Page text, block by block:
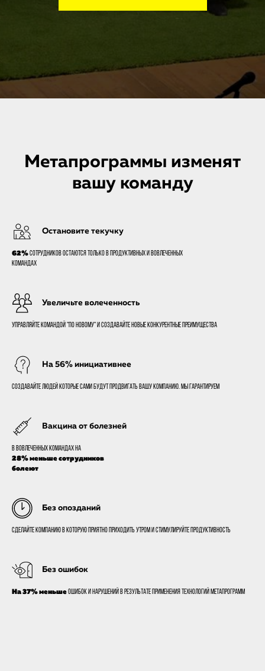
Метапрограммы изменят
вашу команду
Остановите текучку
62%сотрудников остаются только в продуктивных и вовлеченных
командах
Увеличьте волеченность
Управляйте командой "по новому" и создавайте новые конкурентные преимущества
На 56% инициативнее
Создавайте людей которые сами будут продвигать вашу компанию. Мы гарантируем
Вакцина от болезней
В вовлеченных командах на
28% меньше сотрудников
болеют
Без опозданий
Сделайте компанию в которую приятно приходить утром и стимулируйте продуктивность
Без ошибок
На 37% меньшеошибок и нарушений в результате применения технологий метапрограмм